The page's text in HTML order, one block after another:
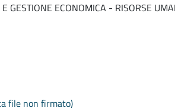
GESTIONE ECONOMICA - RISORSE
file non firmato)